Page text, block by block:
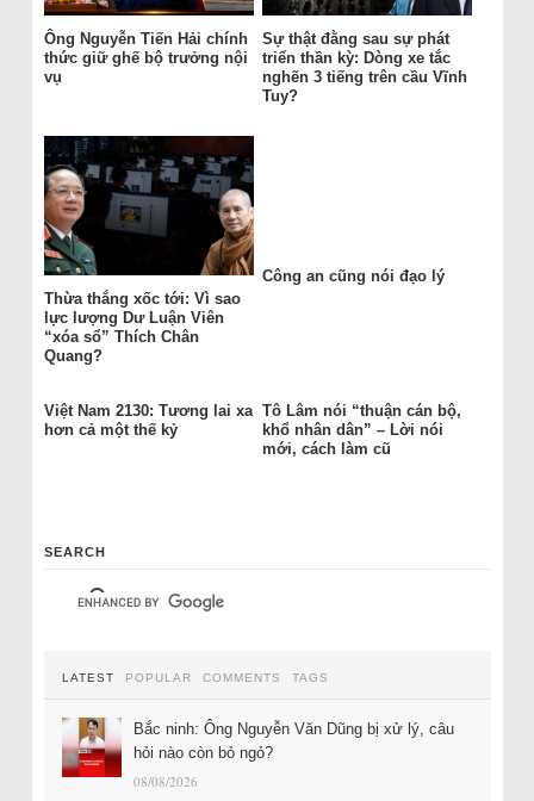
Ông Nguyễn Tiến Hải chính
thức giữ ghế bộ trưởng nội
vụ
Sự thật đằng sau sự phát
triển thần kỳ: Dòng xe tắc
nghẽn 3 tiếng trên cầu Vĩnh
Tuy?
Thừa thắng xốc tới: Vì sao
lực lượng Dư Luận Viên
“xóa sổ” Thích Chân
Quang?
Công an cũng nói đạo lý
Việt Nam 2130: Tương lai xa
hơn cả một thế kỷ
Tô Lâm nói “thuận cán bộ,
khổ nhân dân” – Lời nói
mới, cách làm cũ
SEARCH
LATEST POPULAR COMMENTS TAGS
Bắc ninh: Ông Nguyễn Văn Dũng bị xử lý, câu
hỏi nào còn bỏ ngỏ?
08/08/2026